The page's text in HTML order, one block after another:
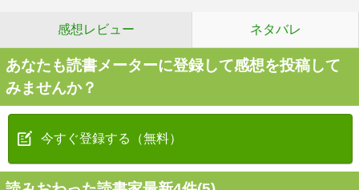
感想レビュー ネタバレ
あなたも読書メーターに登録して感想を投稿して
みませんか？
今すぐ登録する（無料）